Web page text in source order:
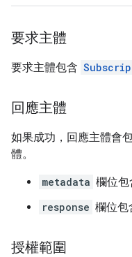
要求主體
要求主體包含
回應主體
如果成功，回應主體會
體。
metadata 欄位包
response 欄位包
授權範圍